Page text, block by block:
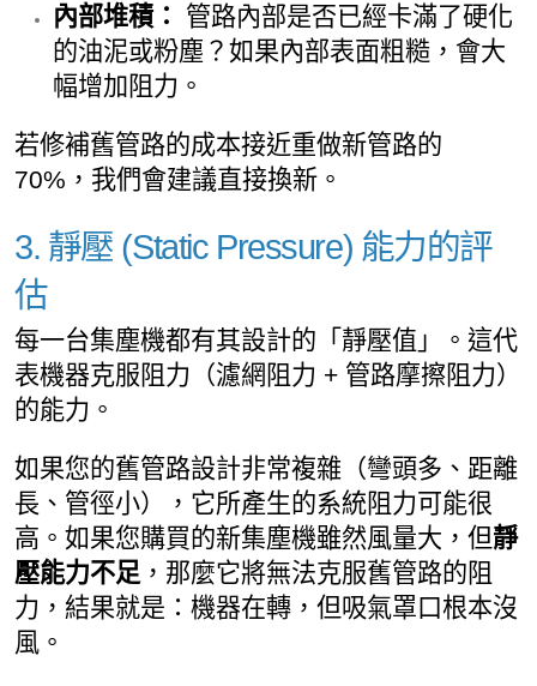
內部堆積：
管路內部是否已經卡滿了硬化
的油泥或粉塵？如果內部表面粗糙，會大
幅增加阻力。
若修補舊管路的成本接近重做新管路的
70%，我們會建議直接換新。
3. 靜壓 (Static Pressure) 能力的評
估
每一台集塵機都有其設計的「靜壓值」。這代
表機器克服阻力（濾網阻力 + 管路摩擦阻力）
的能力。
如果您的舊管路設計非常複雜（彎頭多、距離
長、管徑小），它所產生的系統阻力可能很
高。如果您購買的新集塵機雖然風量大，但靜
壓能力不足 ，那麼它將無法克服舊管路的阻
力，結果就是：機器在轉，但吸氣罩口根本沒
風。